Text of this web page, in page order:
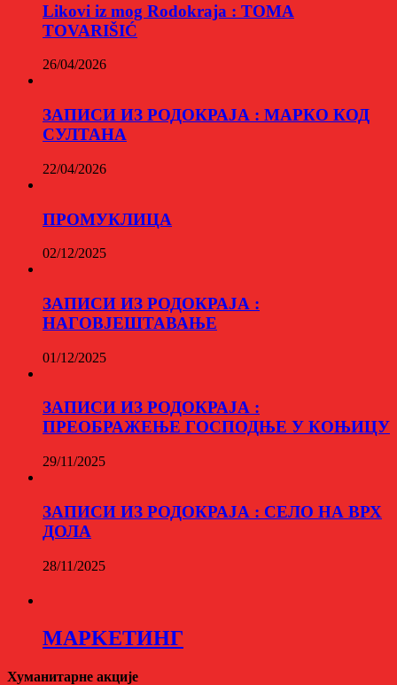
Likovi iz mog Rodokraja : TOMA
TOVARIŠIĆ
26/04/2026
ЗАПИСИ ИЗ РОДОКРАЈА : МАРКО КОД
СУЛТАНА
22/04/2026
ПРОМУКЛИЦА
02/12/2025
ЗАПИСИ ИЗ РОДОКРАЈА :
НАГОВЈЕШТАВАЊЕ
01/12/2025
ЗАПИСИ ИЗ РОДОКРАЈА :
ПРЕОБРАЖЕЊЕ ГОСПОДЊЕ У КОЊИЦУ
29/11/2025
ЗАПИСИ ИЗ РОДОКРАЈА : СЕЛО НА ВРХ
ДОЛА
28/11/2025
МАРKЕТИНГ
Хуманитарне акције